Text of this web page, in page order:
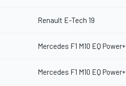
Renault E-Tech 19
Mercedes F1 M10 EQ Power+
Mercedes F1 M10 EQ Power+